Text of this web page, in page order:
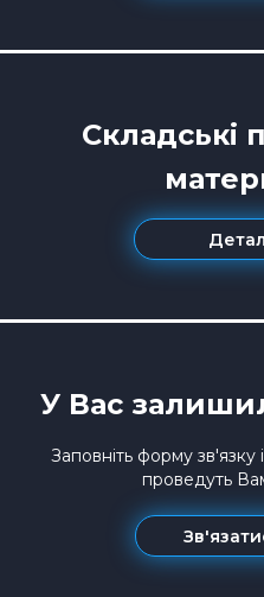
Складські
У Вас
Заповніть форму зв'язку
проведуть